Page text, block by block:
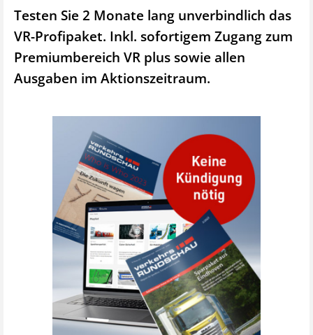
Testen Sie 2 Monate lang unverbindlich das
VR-Profipaket. Inkl. sofortigem Zugang zum
Premiumbereich VR plus sowie allen
Ausgaben im Aktionszeitraum.